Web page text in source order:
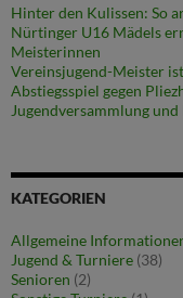
Hinter den Kulissen: So
Nürtinger U16 Mädels
Meisterinnen
Vereinsjugend-Meister
Abstiegsspiel gegen
Jugendversammlung
KATEGORIEN
Allgemeine
Jugend & Turniere (38)
Senioren (2)